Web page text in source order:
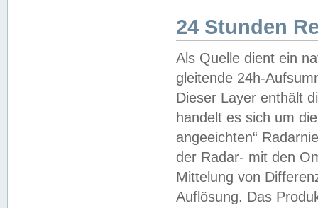
24 Stunden
Als Quelle dient ein
gleitende 24h-
Dieser Layer enthält
handelt es sich um
angeeichten“
der Radar- mit den
Mittelung von
Auflösung. Das